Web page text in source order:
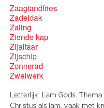
Zaagtandfries
Zadeldak
Zaling
Ziende kap
Zijaltaar
Zijschip
Zonnerad
Zwelwerk
Letterlijk: Lam Gods.
Christus als lam, vaak met